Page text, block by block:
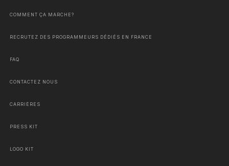
COMMENT ÇA MARCHE?
RECRUTEZ DES PROGRAMMEURS DÉDIÉS EN FRANCE
FAQ
CONTACTEZ NOUS
CARRIÈRES
PRESS KIT
LOGO KIT